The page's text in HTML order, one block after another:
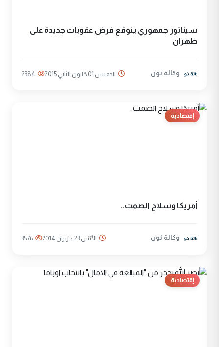
سيناتور جمهوري يتوقع فرض عقوبات جديدة على
طهران
وكالة نون الخميس 01 كانون الثاني 2015 2384
إقتصادية
أمريكا وسلاح الصمت..
وكالة نون الأثنين 23 حزيران 2014 3576
إقتصادية